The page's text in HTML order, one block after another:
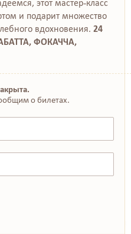
этот мастер-класс
и подарит множество
вдохновения. 24
ФОКАЧЧА,
о билетах.